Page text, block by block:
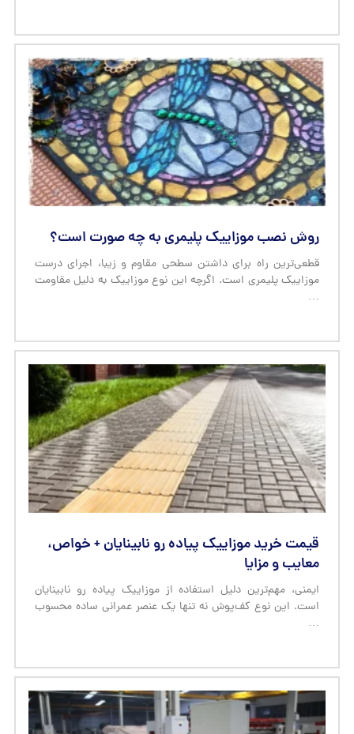
روش نصب موزاییک پلیمری به چه صورت است؟
قطعی‌ترین راه برای داشتن سطحی مقاوم و زیبا، اجرای درست
موزاییک پلیمری است. اگرچه این نوع موزاییک به دلیل مقاومت
…
قیمت خرید موزاییک پیاده رو نابینایان + خواص،
معایب و مزایا
ایمنی، مهم‌ترین دلیل استفاده از موزاییک پیاده رو نابینایان
است. این نوع کف‌پوش نه تنها یک عنصر عمرانی ساده محسوب
…